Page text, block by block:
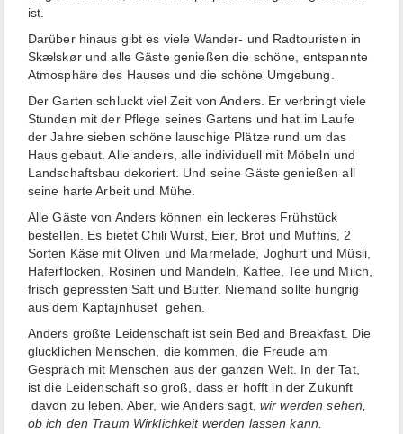
ist.
Darüber hinaus gibt es viele Wander- und Radtouristen in
Skælskør und alle Gäste genießen die schöne, entspannte
Atmosphäre des Hauses und die schöne Umgebung.
Der Garten schluckt viel Zeit von Anders. Er verbringt viele
Stunden mit der Pflege seines Gartens und hat im Laufe
der Jahre sieben schöne lauschige Plätze rund um das
Haus gebaut. Alle anders, alle individuell mit Möbeln und
Landschaftsbau dekoriert. Und seine Gäste genießen all
seine harte Arbeit und Mühe.
Alle Gäste von Anders können ein leckeres Frühstück
bestellen. Es bietet Chili Wurst, Eier, Brot und Muffins, 2
Sorten Käse mit Oliven und Marmelade, Joghurt und Müsli,
Haferflocken, Rosinen und Mandeln, Kaffee, Tee und Milch,
frisch gepressten Saft und Butter. Niemand sollte hungrig
aus dem Kaptajnhuset gehen.
Anders größte Leidenschaft ist sein Bed and Breakfast. Die
glücklichen Menschen, die kommen, die Freude am
Gespräch mit Menschen aus der ganzen Welt. In der Tat,
ist die Leidenschaft so groß, dass er hofft in der Zukunft
davon zu leben. Aber, wie Anders sagt, wir werden sehen,
ob ich den Traum Wirklichkeit werden lassen kann.